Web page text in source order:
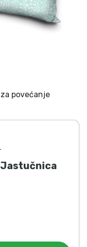
povećanje
Jastučnica